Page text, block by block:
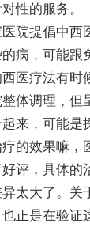
性的服务。
院提倡中西
病，可能跟
医疗法有时
体调理，但
来，可能是
的效果嘛，
评，具体的
太大了。关
正是在验证